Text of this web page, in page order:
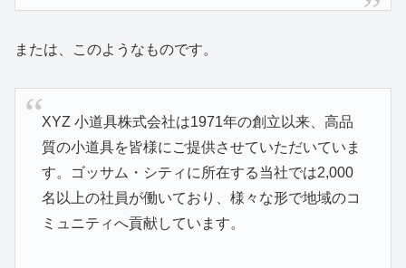
または、このようなものです。
XYZ 小道具株式会社は1971年の創立以来、高品
質の小道具を皆様にご提供させていただいていま
す。ゴッサム・シティに所在する当社では2,000
名以上の社員が働いており、様々な形で地域のコ
ミュニティへ貢献しています。